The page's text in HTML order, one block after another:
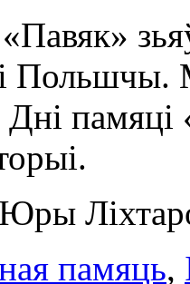
Польшчы.
Дні
памяць,